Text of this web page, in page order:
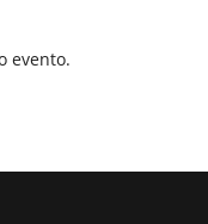
evento.